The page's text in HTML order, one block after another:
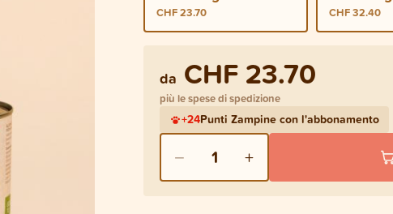
CHF 23.70 CHF 32.40
da CHF 23.70
più le spese di spedizione
+24Punti Zampine con l'abbonamento
− 1 +